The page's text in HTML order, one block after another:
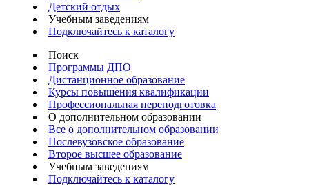
Детский отдых
Учебным заведениям
Подключайтесь к каталогу
Поиск
Программы ДПО
Дистанционное образование
Курсы повышения квалификации
Профессиональная переподготовка
О дополнительном образовании
Все о дополнительном образовании
Послевузовское образование
Второе высшее образование
Учебным заведениям
Подключайтесь к каталогу